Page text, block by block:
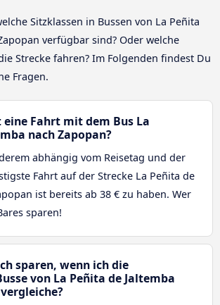
Sitzklassen in Bussen von La Peñita
verfügbar sind? Oder welche
Strecke fahren? Im Folgenden findest Du
Fragen.
Fahrt mit dem Bus La
nach Zapopan?
abhängig vom Reisetag und der
Fahrt auf der Strecke La Peñita de
ist bereits ab 38 € zu haben. Wer
sparen!
sparen, wenn ich die
von La Peñita de Jaltemba